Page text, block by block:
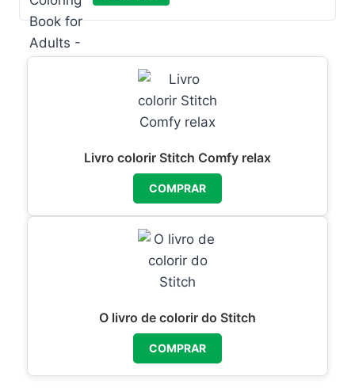
Livro colorir Stitch Comfy relax
COMPRAR
O livro de colorir do Stitch
COMPRAR